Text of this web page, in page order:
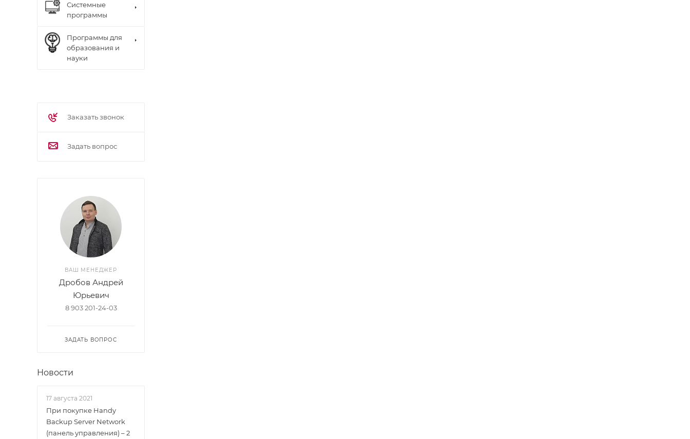
Системные
программы
Программы для
образования и
науки
Заказать звонок
Задать вопрос
ВАШ МЕНЕДЖЕР
Дробов Андрей
Юрьевич
8 903 201-24-03
ЗАДАТЬ ВОПРОС
Новости
17 августа 2021
При покупке Handy
Backup Server Network
(панель управления) – 2